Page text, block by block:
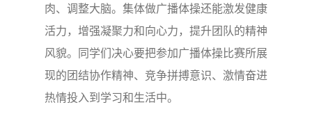
肉、调整大脑。集体做广播体操还能激发健康
活力，增强凝聚力和向心力，提升团队的精神
风貌。同学们决心要把参加广播体操比赛所展
现的团结协作精神、竞争拼搏意识、激情奋进
热情投入到学习和生活中。